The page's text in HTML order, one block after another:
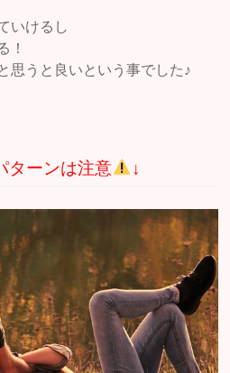
いけるし
！
思うと良いという事でした♪
ターンは注意 ↓